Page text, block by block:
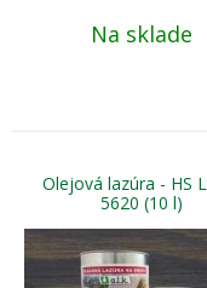
Na sklade
Olejová lazúra - HS
5620 (10 l)